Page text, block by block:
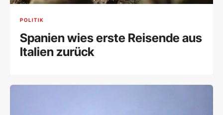
POLITIK
Spanien wies erste Reisende aus
Italien zurück